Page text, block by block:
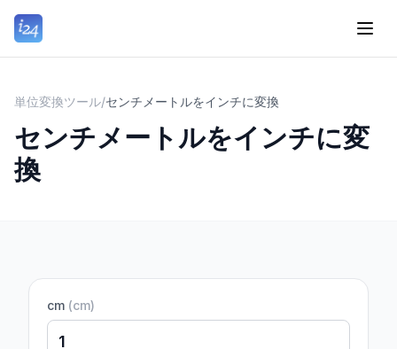
単位変換ツール/センチメートルをインチに変換
センチメートルをインチに変
換
cm (cm)